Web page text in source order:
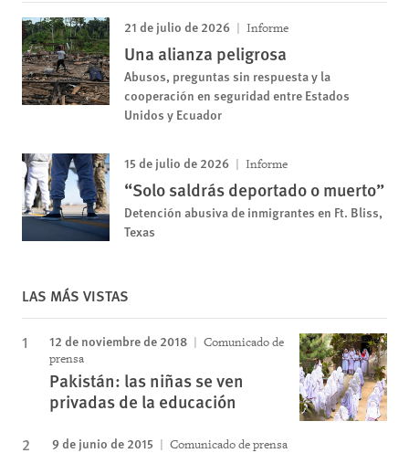
21 de julio de 2026 Informe
Una alianza peligrosa
Abusos, preguntas sin respuesta y la
cooperación en seguridad entre Estados
Unidos y Ecuador
15 de julio de 2026 Informe
“Solo saldrás deportado o muerto”
Detención abusiva de inmigrantes en Ft. Bliss,
Texas
LAS MÁS VISTAS
12 de noviembre de 2018
Comunicado de
prensa
Pakistán: las niñas se ven
privadas de la educación
9 de junio de 2015 Comunicado de prensa